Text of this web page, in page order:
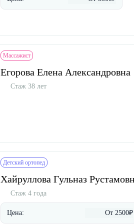
Массажист
Егорова Елена Александровна
Стаж 38 лет
Детский ортопед
Хайруллова Гульназ
Стаж 4 года
Цена: От 2500₽